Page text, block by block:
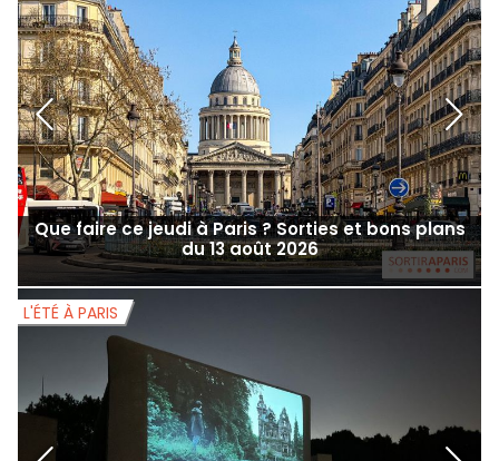
Que faire ce jeudi à Paris ? Sorties et bons plans
du 13 août 2026
L'ÉTÉ À PARIS